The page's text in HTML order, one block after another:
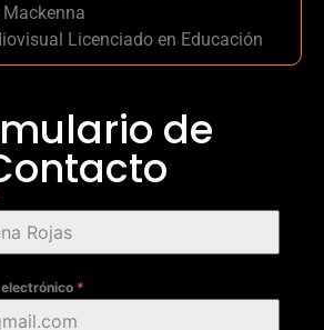
Licenciado en Educación
de
*